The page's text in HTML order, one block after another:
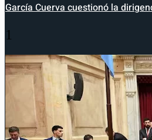
García Cuerva cuestionó la
1